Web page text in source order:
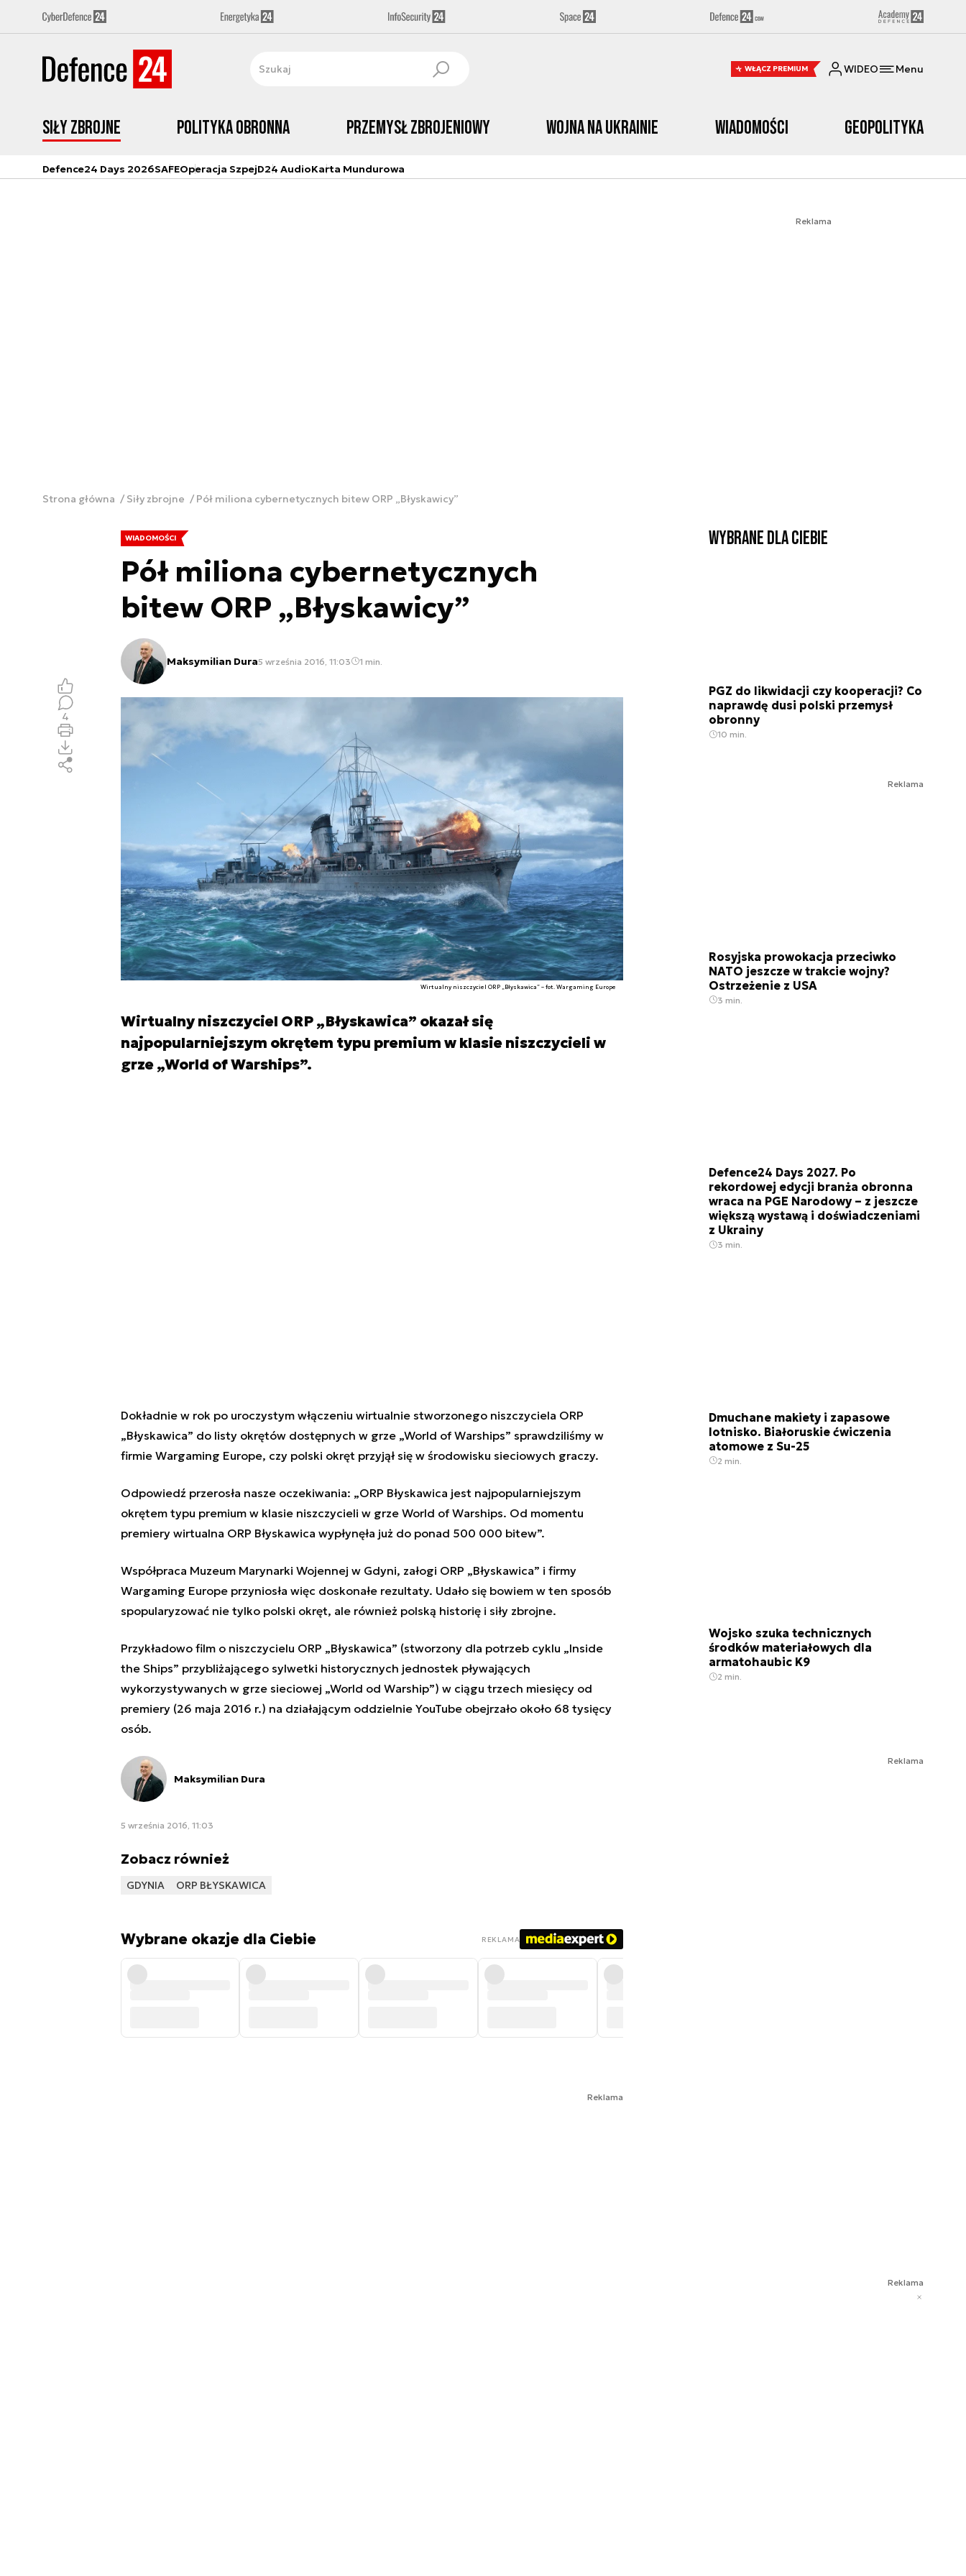
WŁĄCZ PREMIUM WIDEO Menu
Siły zbrojne Polityka obronna Przemysł Zbrojeniowy Wojna na Ukrainie Wiadomości Geopolityka
Defence24 Days 2026SAFEOperacja SzpejD24 AudioKarta Mundurowa
Reklama
Strona główna Siły zbrojne Pół miliona cybernetycznych bitew ORP „Błyskawicy”
WIADOMOŚCI
Pół miliona cybernetycznych
bitew ORP „Błyskawicy”
Maksymilian Dura5 września 2016, 11:03 1 min.
Wirtualny niszczyciel ORP „Błyskawica” – fot. Wargaming Europe
Wirtualny niszczyciel ORP „Błyskawica” okazał się
najpopularniejszym okrętem typu premium w klasie niszczycieli w
grze „World of Warships”.
4
Dokładnie w rok po uroczystym włączeniu wirtualnie stworzonego niszczyciela ORP
„Błyskawica” do listy okrętów dostępnych w grze „World of Warships” sprawdziliśmy w
firmie Wargaming Europe, czy polski okręt przyjął się w środowisku sieciowych graczy.
Odpowiedź przerosła nasze oczekiwania: „ORP Błyskawica jest najpopularniejszym
okrętem typu premium w klasie niszczycieli w grze World of Warships. Od momentu
premiery wirtualna ORP Błyskawica wypłynęła już do ponad 500 000 bitew”.
Współpraca Muzeum Marynarki Wojennej w Gdyni, załogi ORP „Błyskawica” i firmy
Wargaming Europe przyniosła więc doskonałe rezultaty. Udało się bowiem w ten sposób
spopularyzować nie tylko polski okręt, ale również polską historię i siły zbrojne.
Przykładowo film o niszczycielu ORP „Błyskawica” (stworzony dla potrzeb cyklu „Inside
the Ships” przybliżającego sylwetki historycznych jednostek pływających
wykorzystywanych w grze sieciowej „World od Warship”) w ciągu trzech miesięcy od
premiery (26 maja 2016 r.) na działającym oddzielnie YouTube obejrzało około 68 tysięcy
osób.
Maksymilian Dura
5 września 2016, 11:03
Zobacz również
GDYNIA ORP BŁYSKAWICA
Wybrane okazje dla Ciebie REKLAMA
Reklama
Wybrane dla Ciebie
PGZ do likwidacji czy kooperacji? Co
naprawdę dusi polski przemysł
obronny
10 min.
Reklama
Rosyjska prowokacja przeciwko
NATO jeszcze w trakcie wojny?
Ostrzeżenie z USA
3 min.
Defence24 Days 2027. Po
rekordowej edycji branża obronna
wraca na PGE Narodowy – z jeszcze
większą wystawą i doświadczeniami
z Ukrainy
3 min.
Dmuchane makiety i zapasowe
lotnisko. Białoruskie ćwiczenia
atomowe z Su-25
2 min.
Wojsko szuka technicznych
środków materiałowych dla
armatohaubic K9
2 min.
Reklama
Reklama